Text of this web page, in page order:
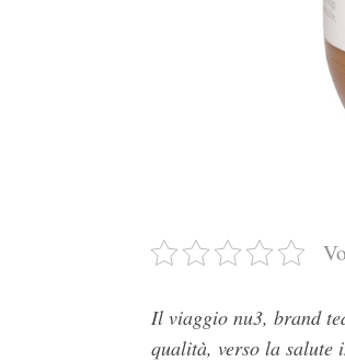
Il viaggio nu3, brand
qualità, verso la salute